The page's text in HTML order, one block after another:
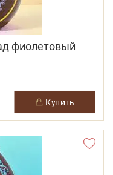
фиолетовый
купить